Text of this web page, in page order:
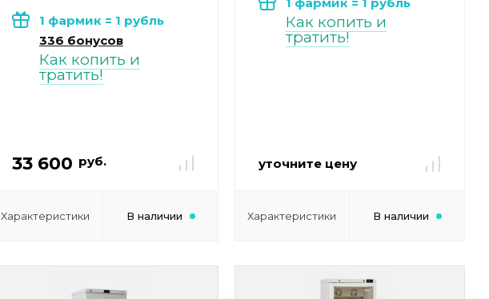
1 фармик = 1 рубль
336 бонусов
Как копить и
тратить!
33 600 руб.
Характеристики В наличии
Как копить и
тратить!
уточните цену
Характеристики В наличии